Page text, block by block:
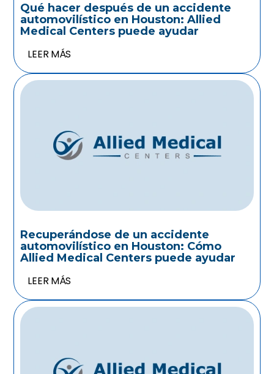
Qué hacer después de un accidente
automovilístico en Houston: Allied
Medical Centers puede ayudar
LEER MÁS
Recuperándose de un accidente
automovilístico en Houston: Cómo
Allied Medical Centers puede ayudar
LEER MÁS